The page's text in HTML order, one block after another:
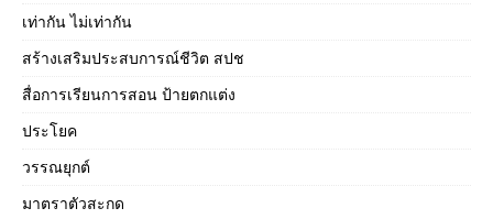
เท่ากัน ไม่เท่ากัน
สร้างเสริมประสบการณ์ชีวิต สปช
สื่อการเรียนการสอน ป้ายตกแต่ง
ประโยค
วรรณยุกต์
มาตราตัวสะกด